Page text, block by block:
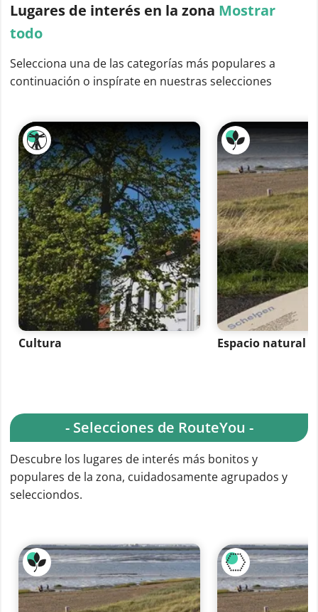
Lugares de interés en la zona Mostrar
todo
Selecciona una de las categorías más populares a
continuación o inspírate en nuestras selecciones
Cultura Espacio natural
- Selecciones de RouteYou -
Descubre los lugares de interés más bonitos y
populares de la zona, cuidadosamente agrupados y
selecciondos.